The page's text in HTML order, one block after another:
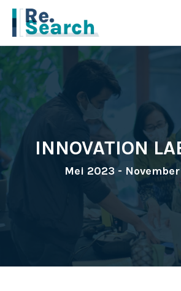
INNOVATION
Mei 2023 -